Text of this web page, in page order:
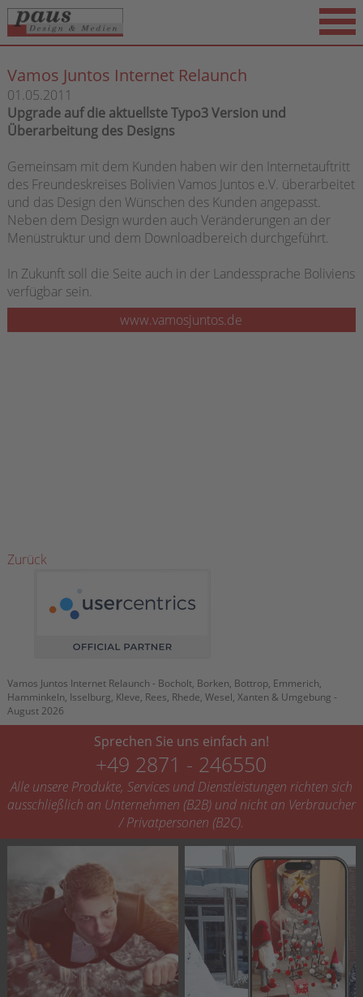
Vamos Juntos Internet Relaunch
01.05.2011
Upgrade auf die aktuellste Typo3 Version und
Überarbeitung des Designs
Gemeinsam mit dem Kunden haben wir den Internetauftritt
des Freundeskreises Bolivien Vamos Juntos e.V. überarbeitet
und das Design den Wünschen des Kunden angepasst.
Neben dem Design wurden auch Veränderungen an der
Menüstruktur und dem Downloadbereich durchgeführt.
In Zukunft soll die Seite auch in der Landessprache Boliviens
verfügbar sein.
www.vamosjuntos.de
Zurück
Vamos Juntos Internet Relaunch - Bocholt, Borken, Bottrop, Emmerich,
Hamminkeln, Isselburg, Kleve, Rees, Rhede, Wesel, Xanten & Umgebung -
August 2026
Sprechen Sie uns einfach an!
+49 2871 - 246550
Alle unsere Produkte, Services und Dienstleistungen richten sich
ausschließlich an Unternehmen (B2B) und nicht an Verbraucher
/ Privatpersonen (B2C).